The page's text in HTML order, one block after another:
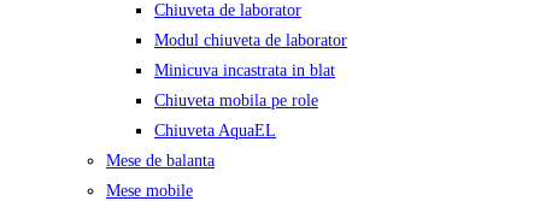
Chiuveta de laborator
Modul chiuveta de laborator
Minicuva incastrata in blat
Chiuveta mobila pe role
Chiuveta AquaEL
Mese de balanta
Mese mobile